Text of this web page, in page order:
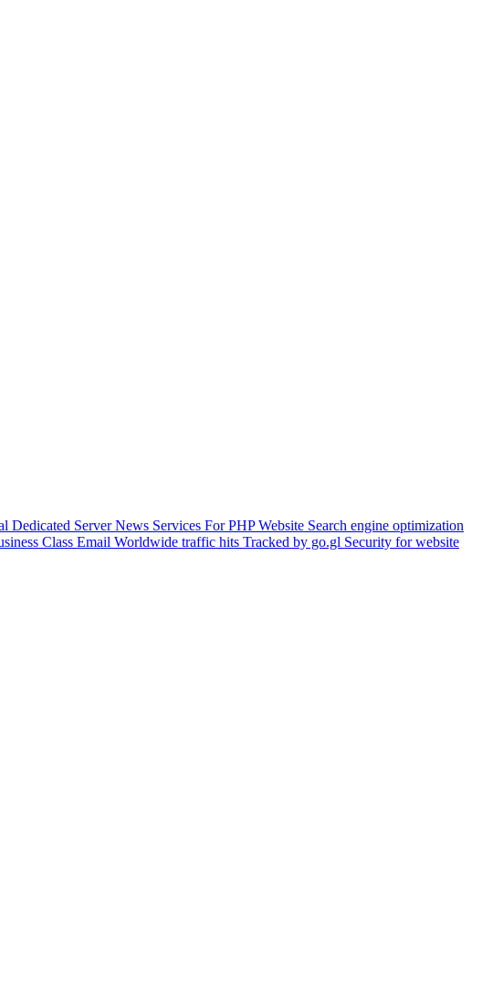
Dedicated ServerNews Services For PHP Website Search engine optimization
Class Email Worldwide traffic hits Tracked by go.gl Security for website